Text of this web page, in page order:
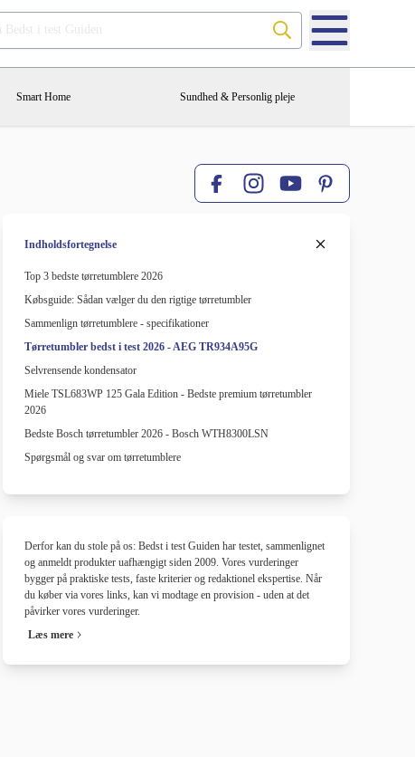
Søg på Bedst i test Guiden
Smart Home Sundhed & Personlig pleje
FacebookInstagramYouTubePinterest
Indholdsfortegnelse
Top 3 bedste tørretumblere 2026
Købsguide: Sådan vælger du den rigtige tørretumbler
Sammenlign tørretumblere - specifikationer
Tørretumbler bedst i test 2026 - AEG TR934A95G
Selvrensende kondensator
Miele TSL683WP 125 Gala Edition - Bedste premium tørretumbler
2026
Bedste Bosch tørretumbler 2026 - Bosch WTH8300LSN
Spørgsmål og svar om tørretumblere
Derfor kan du stole på os: Bedst i test Guiden har testet, sammenlignet
og anmeldt produkter uafhængigt siden 2009. Vores vurderinger
bygger på praktiske tests, faste kriterier og redaktionel ekspertise. Når
du køber via vores links, kan vi modtage en provision - uden at det
påvirker vores vurderinger.
Læs mere